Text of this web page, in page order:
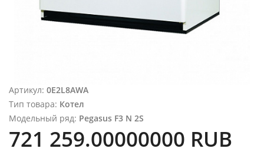
Артикул: 0E2L8AWA
Тип товара: Котел
Модельный ряд: Pegasus F3 N 2S
721 259.00000000 RUB